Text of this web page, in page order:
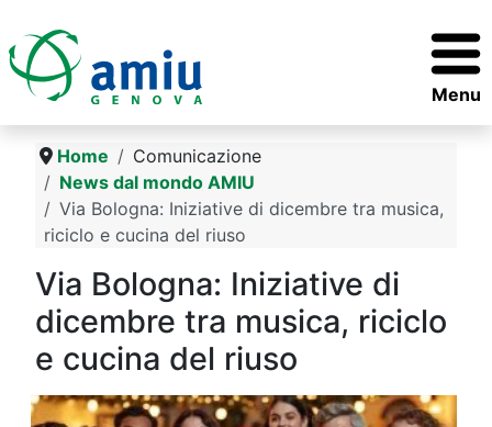
Menu
Home
Comunicazione
News dal mondo AMIU
Via Bologna: Iniziative di dicembre tra musica,
riciclo e cucina del riuso
Via Bologna: Iniziative di
dicembre tra musica, riciclo
e cucina del riuso